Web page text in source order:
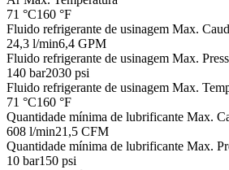
71 °C160 °F
Fluido refrigerante de usinagem Max.
24,3 l/min6,4 GPM
Fluido refrigerante de usinagem Max.
140 bar2030 psi
Fluido refrigerante de usinagem Max.
71 °C160 °F
Quantidade mínima de lubrificante Max.
608 l/min21,5 CFM
Quantidade mínima de lubrificante Max.
10 bar150 psi